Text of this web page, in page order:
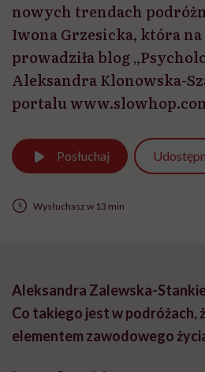
nowych trendach
Iwona Grzesicka, która na
prowadziła blog
Aleksandra Klonowska-
portalu
Posłuchaj
Wysłuchasz w 13 min
Aleksandra Zalewska-
Co takiego jest w podróżach,
elementem zawodowego